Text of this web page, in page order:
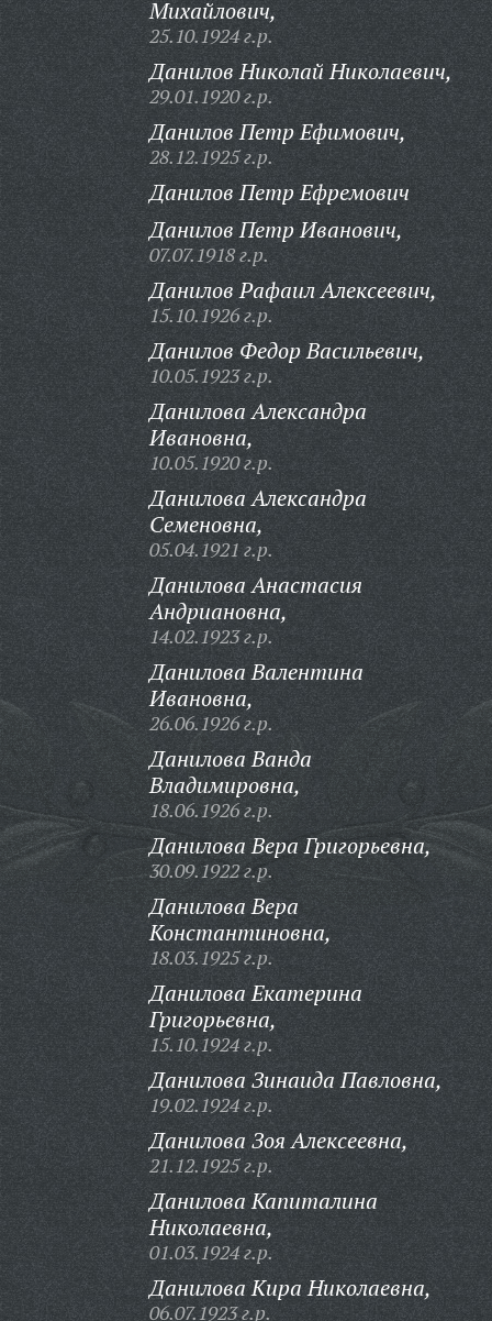
Михайлович,
25.10.1924 г.р.
Данилов Николай Николаевич,
29.01.1920 г.р.
Данилов Петр Ефимович,
28.12.1925 г.р.
Данилов Петр Ефремович
Данилов Петр Иванович,
07.07.1918 г.р.
Данилов Рафаил Алексеевич,
15.10.1926 г.р.
Данилов Федор Васильевич,
10.05.1923 г.р.
Данилова Александра
Ивановна,
10.05.1920 г.р.
Данилова Александра
Семеновна,
05.04.1921 г.р.
Данилова Анастасия
Андриановна,
14.02.1923 г.р.
Данилова Валентина
Ивановна,
26.06.1926 г.р.
Данилова Ванда
Владимировна,
18.06.1926 г.р.
Данилова Вера Григорьевна,
30.09.1922 г.р.
Данилова Вера
Константиновна,
18.03.1925 г.р.
Данилова Екатерина
Григорьевна,
15.10.1924 г.р.
Данилова Зинаида Павловна,
19.02.1924 г.р.
Данилова Зоя Алексеевна,
21.12.1925 г.р.
Данилова Капиталина
Николаевна,
01.03.1924 г.р.
Данилова Кира Николаевна,
06.07.1923 г.р.